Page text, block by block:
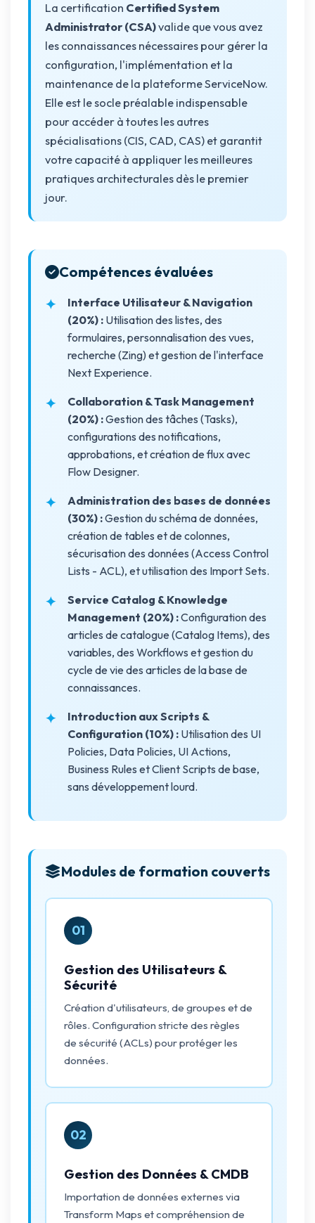
La certification Certified System
Administrator (CSA)valide que vous avez
les connaissances nécessaires pour gérer la
configuration, l'implémentation et la
maintenance de la plateforme ServiceNow.
Elle est le socle préalable indispensable
pour accéder à toutes les autres
spécialisations (CIS, CAD, CAS) et garantit
votre capacité à appliquer les meilleures
pratiques architecturales dès le premier
jour.
Compétences évaluées
Interface Utilisateur & Navigation
(20%) : Utilisation des listes, des
formulaires, personnalisation des vues,
recherche (Zing) et gestion de l'interface
Next Experience.
Collaboration & Task Management
(20%) :Gestion des tâches (Tasks),
configurations des notifications,
approbations, et création de flux avec
Flow Designer.
Administration des bases de données
(30%) :Gestion du schéma de données,
création de tables et de colonnes,
sécurisation des données (Access Control
Lists - ACL), et utilisation des Import Sets.
Service Catalog & Knowledge
Management (20%) :Configuration des
articles de catalogue (Catalog Items), des
variables, des Workflows et gestion du
cycle de vie des articles de la base de
connaissances.
Introduction aux Scripts &
Configuration (10%) : Utilisation des UI
Policies, Data Policies, UI Actions,
Business Rules et Client Scripts de base,
sans développement lourd.
Modules de formation couverts
01
Gestion des Utilisateurs &
Sécurité
Création d'utilisateurs, de groupes et de
rôles. Configuration stricte des règles
de sécurité (ACLs) pour protéger les
données.
02
Gestion des Données & CMDB
Importation de données externes via
Transform Maps et compréhension de